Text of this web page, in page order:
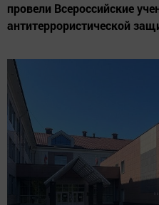
провели Всероссийские
антитеррористической